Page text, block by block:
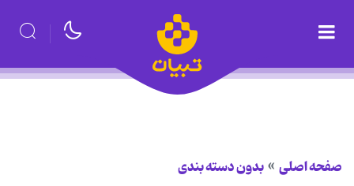
صفحه اصلی بدون دسته بندی